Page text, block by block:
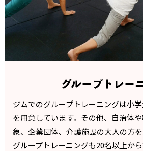
グループトレー
ジムでのグループトレーニングは小
を用意しています。その他、自治体
象、 企業団体、介護施設の大人の方
グループトレーニングも20名以上から